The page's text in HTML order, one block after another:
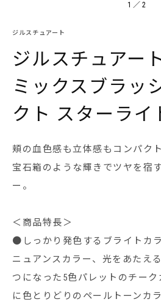
1 ／ 2
ジルスチュアート
ジルスチュアー
ミックスブラッ
クト スターライ
頬の血色感も立体感もコンパクト
宝石箱のような輝きでツヤを宿
ー。
＜商品特長＞
●しっかり発色するブライトカ
ニュアンスカラー、光をあたえ
つになった5色パレットのチー
に色とりどりのペールトーンカ